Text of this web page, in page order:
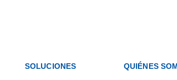
SOLUCIONES QUIÉNES